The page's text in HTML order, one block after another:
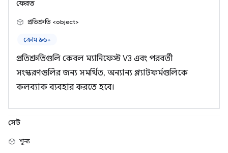
ফেরত
প্রতিশ্রুতি <object>
ক্রোম ৯৬+
প্রতিশ্রুতিগুলি কেবল ম্যানিফেস্ট V3 এবং পরবর্তী
সংস্করণগুলির জন্য সমর্থিত, অন্যান্য প্ল্যাটফর্মগুলিকে
কলব্যাক ব্যবহার করতে হবে।
সেট
শূন্য